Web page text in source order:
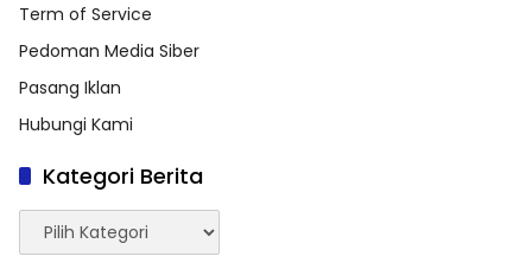
Term of Service
Pedoman Media Siber
Pasang Iklan
Hubungi Kami
Kategori Berita
Kategori
Berita